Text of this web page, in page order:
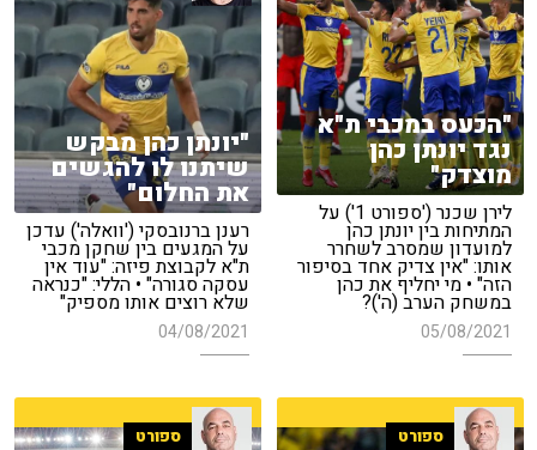
"הכעס במכבי ת"א
נגד יונתן כהן
מוצדק"
לירן שכנר ('ספורט 1') על
המתיחות בין יונתן כהן
למועדון שמסרב לשחרר
אותו: "אין צדיק אחד בסיפור
הזה" • מי יחליף את כהן
במשחק הערב (ה')?
05/08/2021
"יונתן כהן מבקש
שיתנו לו להגשים
את החלום"
רענן ברנובסקי ('וואלה') עדכן
על המגעים בין שחקן מכבי
ת"א לקבוצת פיזה: "עוד אין
עסקה סגורה" • הללי: "כנראה
שלא רוצים אותו מספיק"
04/08/2021
ספורט ספורט